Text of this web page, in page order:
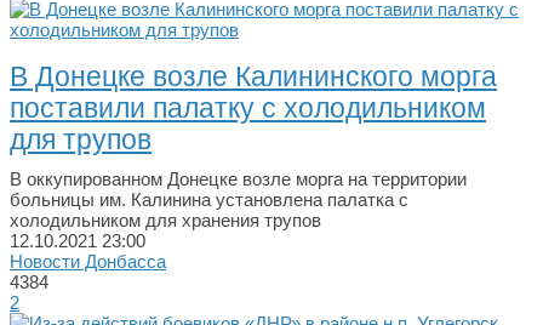
В Донецке возле Калининского морга
поставили палатку с холодильником
для трупов
В оккупированном Донецке возле морга на территории
больницы им. Калинина установлена палатка с
холодильником для хранения трупов
12.10.2021 23:00
Новости Донбасса
4384
2